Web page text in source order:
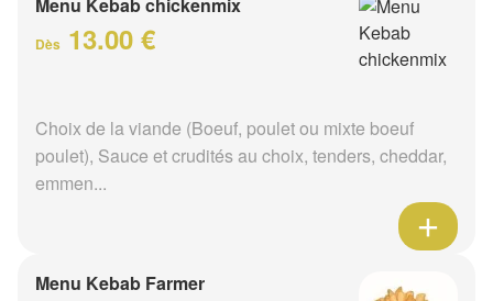
Dès 13.00 €
Choix de la viande (Boeuf, poulet ou mixte boeuf
poulet), Sauce et crudités au choix, tenders, cheddar,
emmen...
Menu Kebab Farmer